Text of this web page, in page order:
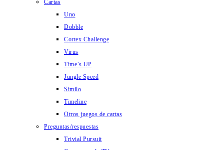
Cartas
Uno
Dobble
Cortex Challenge
Virus
Time’s UP
Jungle Speed
Similo
Timeline
Otros juegos de cartas
Preguntas/respuestas
Trivial Pursuit